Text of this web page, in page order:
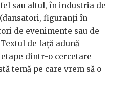
sau altul, în industria de
figuranți în
de evenimente sau de
de față adună
dintr-o cercetare
temă pe care vrem să o